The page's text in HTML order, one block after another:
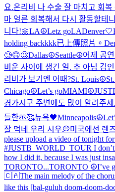
요.온리비 나 수술 잘 마치고 회
마 얼른 회복해서 다시 활동할테
니다!🌼LA☮️Letz goLADenver🤍
holding backkkk已上傳照片。
🥲🙃🥲Dallas☮️Seattle☮️어제 공
비운 사이에 생긴 일. 추 아님 김
리비가 보기엔 어때?St. Louis☮️
Chicago☮️Let’s goMIAMI☮️
경가시구 주변에도 많이 알려주
들한🤲🥰뉴욕🖤Minneapolis☮️
잘 먹네 우리 시우💭미국에선 렌
please upload a video of tonight
#JUSTB_WORLD_TOUR I
how I did it, because I was just
TORONTO...TORONTO ☮️I’ve
🇨🇦The main melody of the
like this [bal-guluh doom-doom-